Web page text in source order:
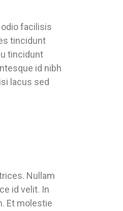
facilisis
tincidunt
tincidunt
id nibh
lacus sed
Nullam
id velit. In
Et molestie